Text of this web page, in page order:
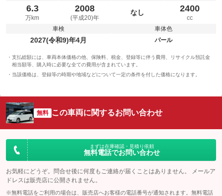
6.3
万km
2008
(平成20)年
なし 2400
cc
車検
2027(令和9)年4月
車体色
パール
支払総額には、車両本体価格の他、保険料、税金、登録等に伴う費用、リサイクル預託金
相当額等、購入時に必要な全ての費用が含まれています。
当該価格は、登録等の時期や地域などについて一定の条件を付した価格になります。
無料 この車両に関するお問い合わせ
まずは在庫確認・見積り依頼
無料電話でお問い合わせ
お気軽にどうぞ。問合せ後に何度もご連絡が届くことはありません。 メールア
ドレスは販売店に公開されません。
※無料電話をご利用の場合は、販売店へお客様の電話番号が通知されます。無料電話